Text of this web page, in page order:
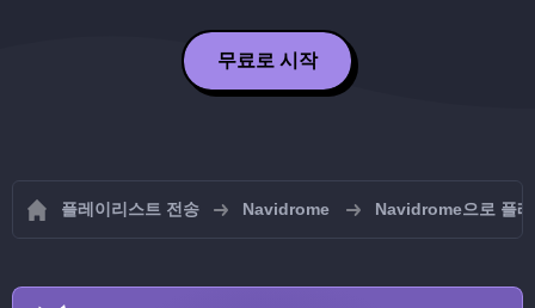
무료로 시작
플레이리스트 전송 Navidrome Navidrome으로 플